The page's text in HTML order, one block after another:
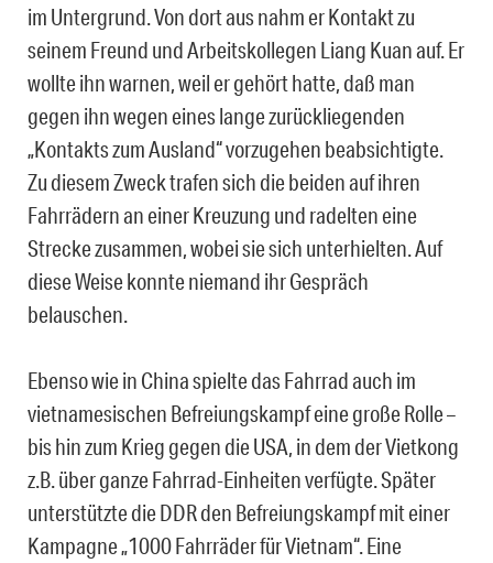
im Untergrund. Von dort aus nahm er Kontakt zu
seinem Freund und Arbeitskollegen Liang Kuan auf. Er
wollte ihn warnen, weil er gehört hatte, daß man
gegen ihn wegen eines lange zurückliegenden
„Kontakts zum Ausland“ vorzugehen beabsichtigte.
Zu diesem Zweck trafen sich die beiden auf ihren
Fahrrädern an einer Kreuzung und radelten eine
Strecke zusammen, wobei sie sich unterhielten. Auf
diese Weise konnte niemand ihr Gespräch
belauschen.
Ebenso wie in China spielte das Fahrrad auch im
vietnamesischen Befreiungskampf eine große Rolle –
bis hin zum Krieg gegen die USA, in dem der Vietkong
z.B. über ganze Fahrrad-Einheiten verfügte. Später
unterstützte die DDR den Befreiungskampf mit einer
Kampagne „1000 Fahrräder für Vietnam“. Eine